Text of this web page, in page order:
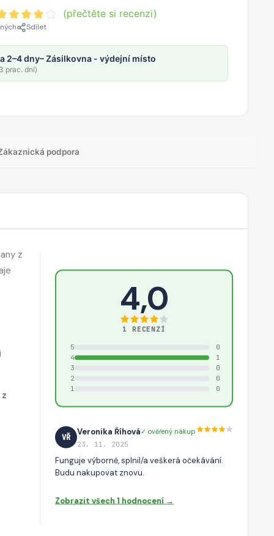
(přečtěte si recenzi)
Sdílet
2–4 dny– Zásilkovna - výdejní místo
prac. dní)
podpora
z
4,0
1 RECENZÍ
5
0
4
1
3
0
2
0
1
0
VŘ
Veronika Říhová✓ ověřený nákup
23. 11. 2025
Funguje výborně, splnil/a veškerá očekávání.
Budu nakupovat znovu.
Zobrazit všech 1 hodnocení →